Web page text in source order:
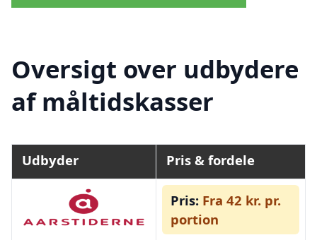
Oversigt over udbydere
af måltidskasser
Udbyder Pris & fordele
Pris: Fra 42 kr. pr.
portion